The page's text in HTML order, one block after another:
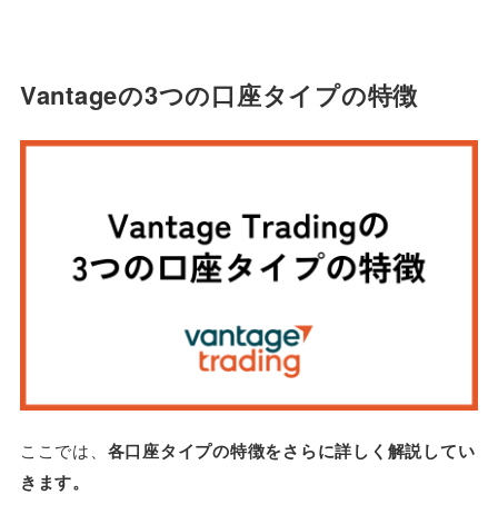
Vantageの3つの口座タイプの特徴
ここでは、 各口座タイプの特徴をさらに詳しく解説してい
きます。